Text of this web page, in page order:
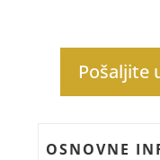
Pošaljite
OSNOVNE